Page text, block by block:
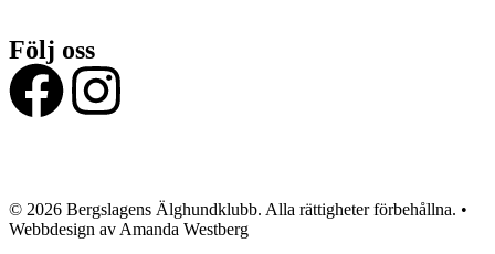
Följ oss
© 2026 Bergslagens Älghundklubb. Alla rättigheter förbehållna. •
Webbdesign av Amanda Westberg